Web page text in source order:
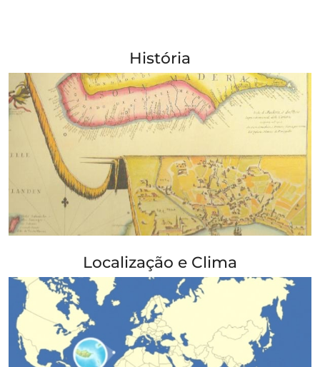
História
Localização e Clima